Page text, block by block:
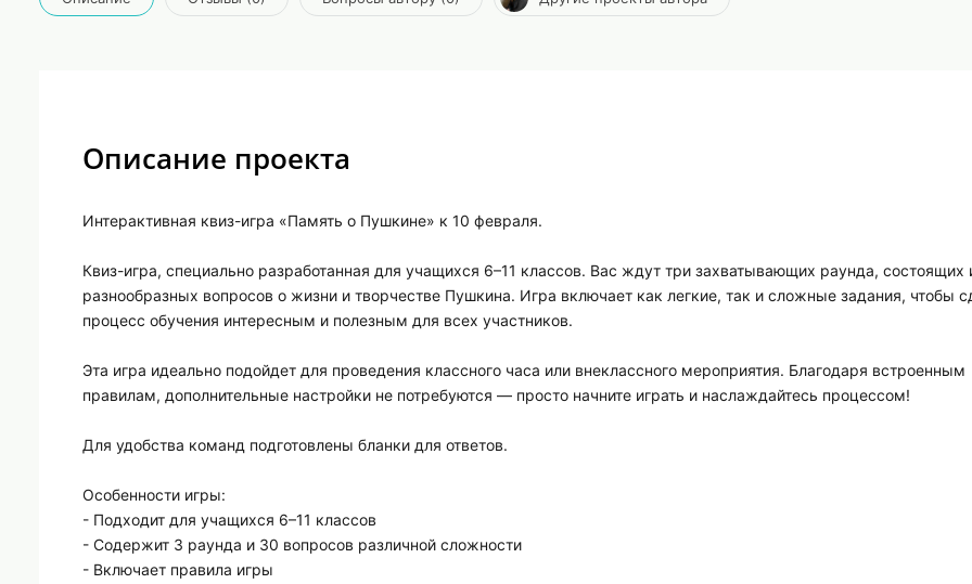
Описание проекта
Интерактивная квиз-игра «Память о Пушкине» к 10 февраля.
Квиз-игра, специально разработанная для учащихся 6–11 классов. Вас ждут три захватывающих раунда, состоящих
разнообразных вопросов о жизни и творчестве Пушкина. Игра включает как легкие, так и сложные задания, чтобы
процесс обучения интересным и полезным для всех участников.
Эта игра идеально подойдет для проведения классного часа или внеклассного мероприятия. Благодаря встроенным
правилам, дополнительные настройки не потребуются — просто начните играть и наслаждайтесь процессом!
Для удобства команд подготовлены бланки для ответов.
Особенности игры:
- Подходит для учащихся 6–11 классов
- Содержит 3 раунда и 30 вопросов различной сложности
- Включает правила игры